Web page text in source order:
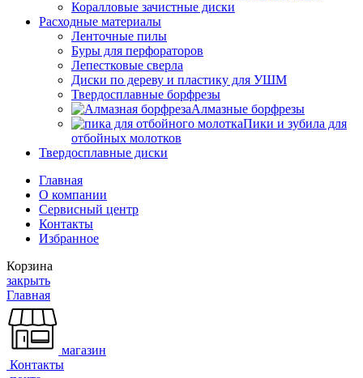
Коралловые зачистные диски
Расходные материалы
Ленточные пилы
Буры для перфораторов
Лепестковые сверла
Диски по дереву и пластику для УШМ
Твердосплавные борфрезы
Алмазные борфрезы
Пики и зубила для
отбойных молотков
Твердосплавные диски
Главная
О компании
Сервисный центр
Контакты
Избранное
Корзина
закрыть
Главная
магазин
Контакты